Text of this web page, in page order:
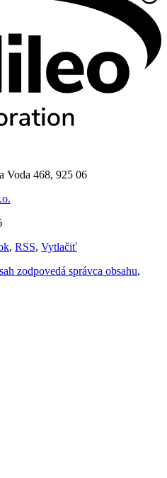
Voda 468, 925 06
, RSS, Vytlačiť
zodpovedá správca obsahu,